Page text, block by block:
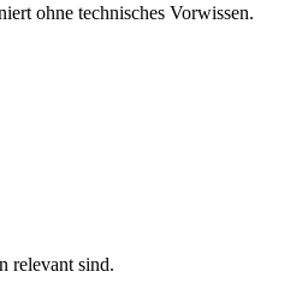
ohne technisches Vorwissen.
relevant sind.